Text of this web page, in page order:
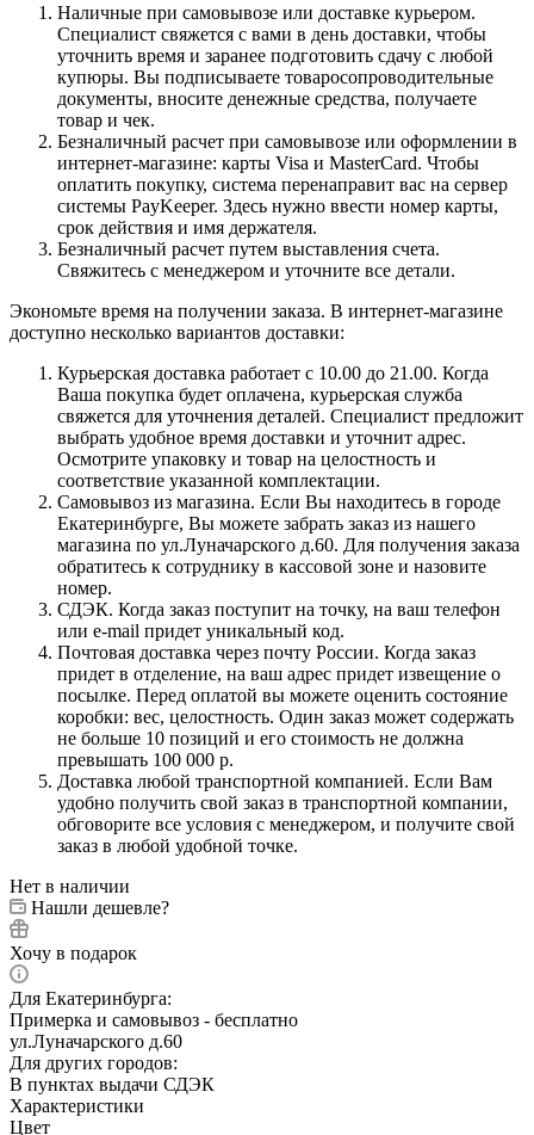
Наличные при самовывозе или доставке курьером.
Специалист свяжется с вами в день доставки, чтобы
уточнить время и заранее подготовить сдачу с любой
купюры. Вы подписываете товаросопроводительные
документы, вносите денежные средства, получаете
товар и чек.
Безналичный расчет при самовывозе или оформлении в
интернет-магазине: карты Visa и MasterCard. Чтобы
оплатить покупку, система перенаправит вас на сервер
системы PayKeeper. Здесь нужно ввести номер карты,
срок действия и имя держателя.
Безналичный расчет путем выставления счета.
Свяжитесь с менеджером и уточните все детали.
Экономьте время на получении заказа. В интернет-магазине
доступно несколько вариантов доставки:
Курьерская доставка работает с 10.00 до 21.00. Когда
Ваша покупка будет оплачена, курьерская служба
свяжется для уточнения деталей. Специалист предложит
выбрать удобное время доставки и уточнит адрес.
Осмотрите упаковку и товар на целостность и
соответствие указанной комплектации.
Самовывоз из магазина. Если Вы находитесь в городе
Екатеринбурге, Вы можете забрать заказ из нашего
магазина по ул.Луначарского д.60. Для получения заказа
обратитесь к сотруднику в кассовой зоне и назовите
номер.
СДЭК. Когда заказ поступит на точку, на ваш телефон
или e-mail придет уникальный код.
Почтовая доставка через почту России. Когда заказ
придет в отделение, на ваш адрес придет извещение о
посылке. Перед оплатой вы можете оценить состояние
коробки: вес, целостность. Один заказ может содержать
не больше 10 позиций и его стоимость не должна
превышать 100 000 р.
Доставка любой транспортной компанией. Если Вам
удобно получить свой заказ в транспортной компании,
обговорите все условия с менеджером, и получите свой
заказ в любой удобной точке.
Нет в наличии
Нашли дешевле?
Хочу в подарок
Для Екатеринбурга:
Примерка и самовывоз - бесплатно
ул.Луначарского д.60
Для других городов:
В пунктах выдачи СДЭК
Характеристики
Цвет